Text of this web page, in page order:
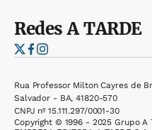
RedesA TARDE
Rua Professor Milton Cayres de
Salvador - BA, 41820-570
CNPJ nº 15.111.297/0001-30
Copyright © 1996 - 2025 Grupo A